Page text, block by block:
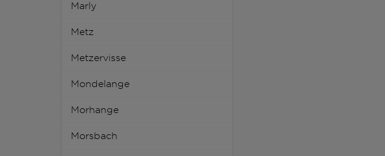
Marly
Metz
Metzervisse
Mondelange
Morhange
Morsbach